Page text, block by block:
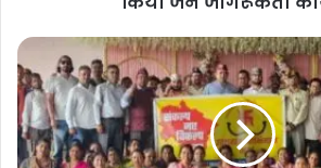
आश्वासन को आधार बताया। वहीं जुम्मे
का शासनादेश भी मीडिया मे खासा
उस पत्र को ढूँढने की नौटंकी करते रहे